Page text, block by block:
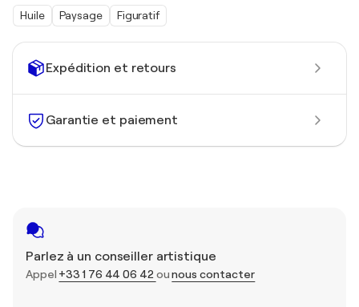
Expédition et retours
Garantie et paiement
Parlez à un conseiller artistique
Appel +33 1 76 44 06 42 ounous contacter
Huile Paysage Figuratif